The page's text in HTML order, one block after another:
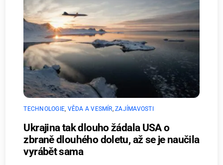
TECHNOLOGIE, VĚDA A VESMÍR,ZAJÍMAVOSTI
Ukrajina tak dlouho žádala USA o
zbraně dlouhého doletu, až se je naučila
vyrábět sama